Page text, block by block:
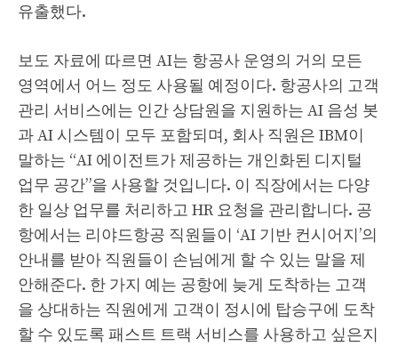
유출했다.
보도 자료에 따르면 AI는 항공사 운영의 거의 모든
영역에서 어느 정도 사용될 예정이다. 항공사의 고객
관리 서비스에는 인간 상담원을 지원하는 AI 음성 봇
과 AI 시스템이 모두 포함되며, 회사 직원은 IBM이
말하는 “AI 에이전트가 제공하는 개인화된 디지털
업무 공간”을 사용할 것입니다. 이 직장에서는 다양
한 일상 업무를 처리하고 HR 요청을 관리합니다. 공
항에서는 리야드항공 직원들이 ‘AI 기반 컨시어지’의
안내를 받아 직원들이 손님에게 할 수 있는 말을 제
안해준다. 한 가지 예는 공항에 늦게 도착하는 고객
을 상대하는 직원에게 고객이 정시에 탑승구에 도착
할 수 있도록 패스트 트랙 서비스를 사용하고 싶은지